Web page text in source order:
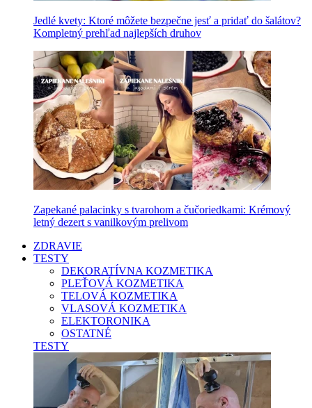
Jedlé kvety: Ktoré môžete bezpečne jesť a pridať do šalátov?
Kompletný prehľad najlepších druhov
Zapekané palacinky s tvarohom a čučoriedkami: Krémový
letný dezert s vanilkovým prelivom
ZDRAVIE
TESTY
DEKORATÍVNA KOZMETIKA
PLEŤOVÁ KOZMETIKA
TELOVÁ KOZMETIKA
VLASOVÁ KOZMETIKA
ELEKTORONIKA
OSTATNÉ
TESTY